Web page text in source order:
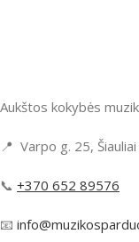
Aukštos kokybės
📍 Varpo g. 25, Šiauliai
📞 +370 652 89576
📧